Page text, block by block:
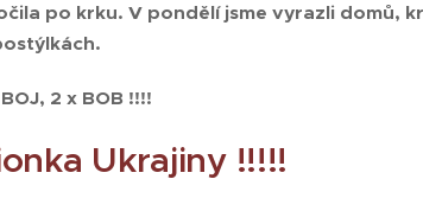
po krku. V pondělí jsme vyrazli domů,
2 x BOB !!!!
Ukrajiny !!!!!